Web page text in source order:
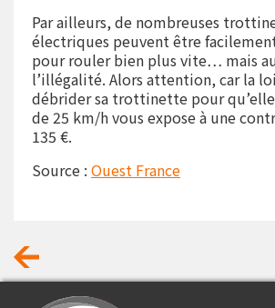
Par ailleurs, de nombreuses
électriques peuvent être
pour rouler bien plus vite… mais
l’illégalité. Alors attention, car la
débrider sa trottinette pour
de 25 km/h vous expose à une
135 €.
Source : Ouest France